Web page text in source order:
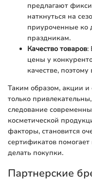
предлагают
наткнуться на
приуроченные
праздникам.
Качество товаров:
цены у
качестве,
Таким образом, акции и
только
следование
косметической
факторы, становится
сертификатов
делать покупки.
Партнерские